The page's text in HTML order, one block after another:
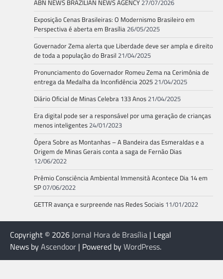
ABN NEWS BRAZILIAN NEWS AGENCY 27/07/2026
Exposição Cenas Brasileiras: O Modernismo Brasileiro em
Perspectiva é aberta em Brasília 26/05/2025
Governador Zema alerta que Liberdade deve ser ampla e direito
de toda a população do Brasil 21/04/2025
Pronunciamento do Governador Romeu Zema na Cerimônia de
entrega da Medalha da Inconfidência 2025 21/04/2025
Diário Oficial de Minas Celebra 133 Anos 21/04/2025
Era digital pode ser a responsável por uma geração de crianças
menos inteligentes 24/01/2023
Ópera Sobre as Montanhas – A Bandeira das Esmeraldas e a
Origem de Minas Gerais conta a saga de Fernão Dias
12/06/2022
Prêmio Consciência Ambiental Immensità Acontece Dia 14 em
SP07/06/2022
GETTR avança e surpreende nas Redes Sociais 11/01/2022
Copyright © 2026Jornal Hora de Brasília | Legal
News byAscendoor | Powered byWordPress.